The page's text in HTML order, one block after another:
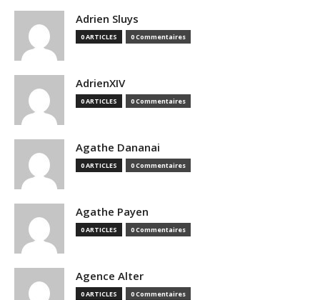
Adrien Sluys
0 ARTICLES 0 Commentaires
AdrienXIV
0 ARTICLES 0 Commentaires
Agathe Dananai
0 ARTICLES 0 Commentaires
Agathe Payen
0 ARTICLES 0 Commentaires
Agence Alter
0 ARTICLES 0 Commentaires